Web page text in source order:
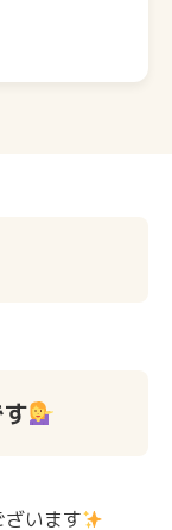
います